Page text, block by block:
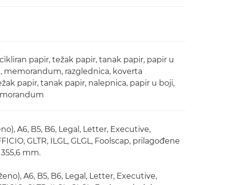
papir, težak papir, tanak papir, papir u
memorandum, razglednica, koverta
papir, tanak papir, nalepnica, papir u boji,
A6, B5, B6, Legal, Letter, Executive,
GLTR, ILGL, GLGL, Foolscap, prilagođene
mm.
A6, B5, B6, Legal, Letter, Executive,